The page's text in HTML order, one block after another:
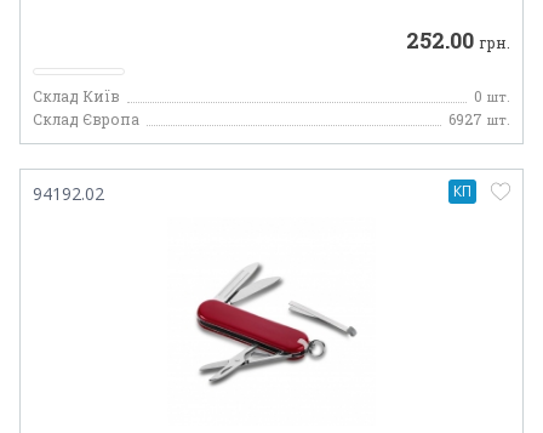
252.00 грн.
Склад Київ 0 шт.
Склад Європа 6927 шт.
94192.02 КП